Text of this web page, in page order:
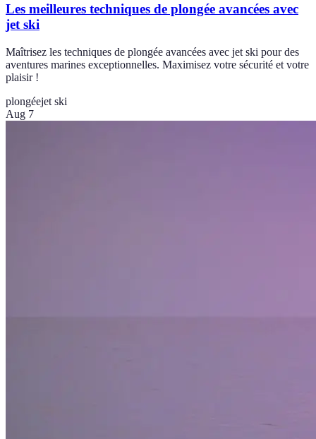
Les meilleures techniques de plongée avancées avec
jet ski
Maîtrisez les techniques de plongée avancées avec jet ski pour des
aventures marines exceptionnelles. Maximisez votre sécurité et votre
plaisir !
plongéejet ski
Aug 7